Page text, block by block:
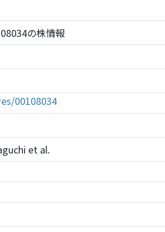
の株情報
00108034
et al.